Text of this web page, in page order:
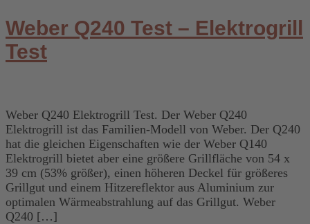
Weber Q240 Test – Elektrogrill
Test
Weber Q240 Elektrogrill Test. Der Weber Q240
Elektrogrill ist das Familien-Modell von Weber. Der Q240
hat die gleichen Eigenschaften wie der Weber Q140
Elektrogrill bietet aber eine größere Grillfläche von 54 x
39 cm (53% größer), einen höheren Deckel für größeres
Grillgut und einem Hitzereflektor aus Aluminium zur
optimalen Wärmeabstrahlung auf das Grillgut. Weber
Q240 […]